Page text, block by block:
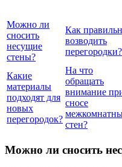
Можно ли
сносить
несущие
стены?
Как
возводить
перегородки?
Какие
материалы
подходят для
новых
перегородок?
На что
обращать
внимание
сносе
стен?
Можно ли сносить